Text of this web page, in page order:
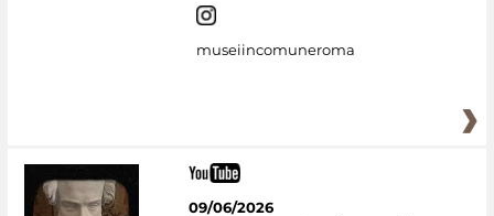
museiincomuneroma
09/06/2026